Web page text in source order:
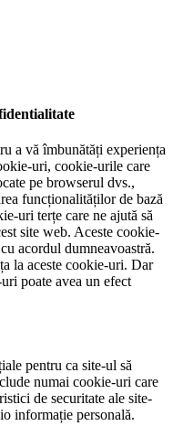
a vă îmbunătăți experiența
uri, cookie-urile care
pe browserul dvs.,
funcționalităților de bază
uri terțe care ne ajută să
site web. Aceste cookie-
acordul dumneavoastră.
la aceste cookie-uri. Dar
poate avea un efect
pentru ca site-ul să
numai cookie-uri care
de securitate ale site-
informație personală.